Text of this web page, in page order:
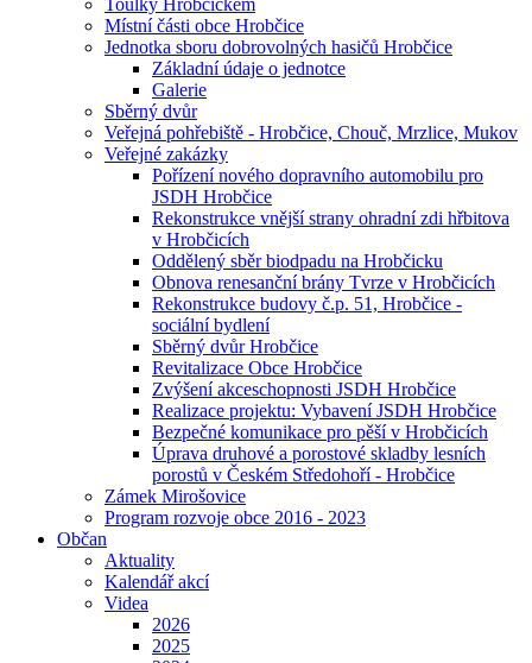
Toulky Hrobčickem
Místní části obce Hrobčice
Jednotka sboru dobrovolných hasičů Hrobčice
Základní údaje o jednotce
Galerie
Sběrný dvůr
Veřejná pohřebiště - Hrobčice, Chouč, Mrzlice, Mukov
Veřejné zakázky
Pořízení nového dopravního automobilu pro
JSDH Hrobčice
Rekonstrukce vnější strany ohradní zdi hřbitova
v Hrobčicích
Oddělený sběr biodpadu na Hrobčicku
Obnova renesanční brány Tvrze v Hrobčicích
Rekonstrukce budovy č.p. 51, Hrobčice -
sociální bydlení
Sběrný dvůr Hrobčice
Revitalizace Obce Hrobčice
Zvýšení akceschopnosti JSDH Hrobčice
Realizace projektu: Vybavení JSDH Hrobčice
Bezpečné komunikace pro pěší v Hrobčicích
Úprava druhové a porostové skladby lesních
porostů v Českém Středohoří - Hrobčice
Zámek Mirošovice
Program rozvoje obce 2016 - 2023
Občan
Aktuality
Kalendář akcí
Videa
2026
2025